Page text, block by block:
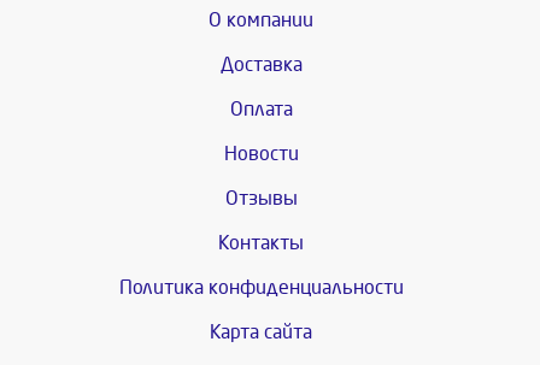
О компании
Доставка
Оплата
Новости
Отзывы
Контакты
Политика конфиденциальности
Карта сайта